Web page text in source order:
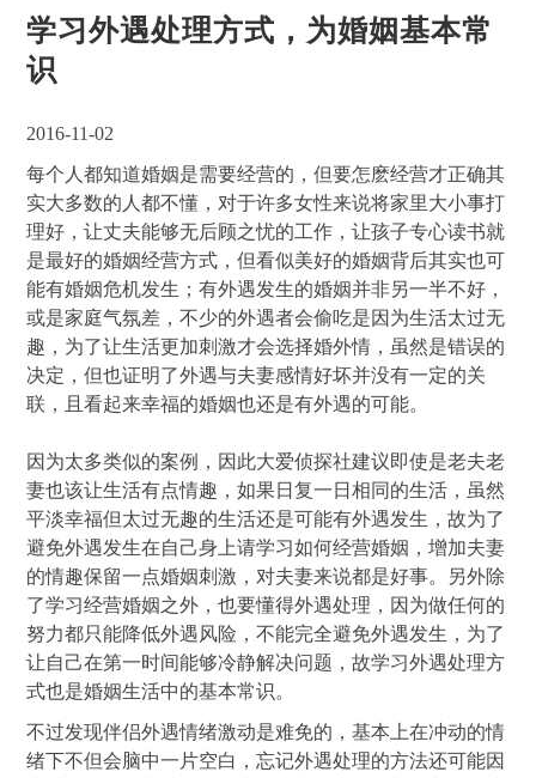
学习外遇处理方式，为婚姻基本常
识
2016-11-02
每个人都知道婚姻是需要经营的，但要怎麽经营才正确其
实大多数的人都不懂，对于许多女性来说将家里大小事打
理好，让丈夫能够无后顾之忧的工作，让孩子专心读书就
是最好的婚姻经营方式，但看似美好的婚姻背后其实也可
能有婚姻危机发生；有外遇发生的婚姻并非另一半不好，
或是家庭气氛差，不少的外遇者会偷吃是因为生活太过无
趣，为了让生活更加刺激才会选择婚外情，虽然是错误的
决定，但也证明了外遇与夫妻感情好坏并没有一定的关
联，且看起来幸福的婚姻也还是有外遇的可能。
因为太多类似的案例，因此大爱侦探社建议即使是老夫老
妻也该让生活有点情趣，如果日复一日相同的生活，虽然
平淡幸福但太过无趣的生活还是可能有外遇发生，故为了
避免外遇发生在自己身上请学习如何经营婚姻，增加夫妻
的情趣保留一点婚姻刺激，对夫妻来说都是好事。另外除
了学习经营婚姻之外，也要懂得外遇处理，因为做任何的
努力都只能降低外遇风险，不能完全避免外遇发生，为了
让自己在第一时间能够冷静解决问题，故学习外遇处理方
式也是婚姻生活中的基本常识。
不过发现伴侣外遇情绪激动是难免的，基本上在冲动的情
绪下不但会脑中一片空白，忘记外遇处理的方法还可能因